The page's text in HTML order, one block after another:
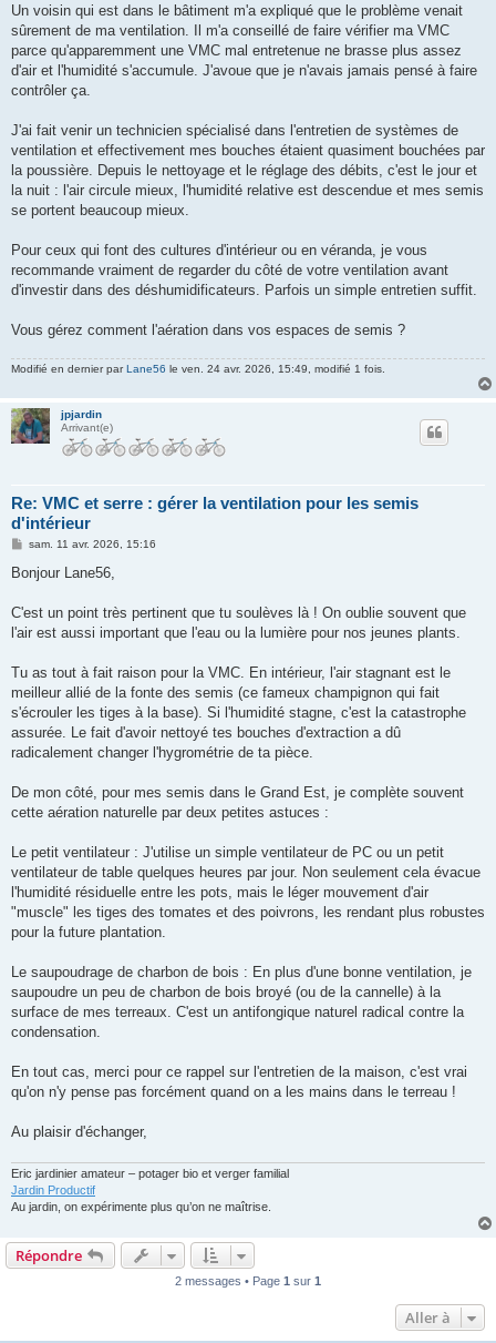
Un voisin qui est dans le bâtiment m'a expliqué que le problème venait
sûrement de ma ventilation. Il m'a conseillé de faire vérifier ma VMC
parce qu'apparemment une VMC mal entretenue ne brasse plus assez
d'air et l'humidité s'accumule. J'avoue que je n'avais jamais pensé à faire
contrôler ça.
J'ai fait venir un technicien spécialisé dans l'entretien de systèmes de
ventilation et effectivement mes bouches étaient quasiment bouchées par
la poussière. Depuis le nettoyage et le réglage des débits, c'est le jour et
la nuit : l'air circule mieux, l'humidité relative est descendue et mes semis
se portent beaucoup mieux.
Pour ceux qui font des cultures d'intérieur ou en véranda, je vous
recommande vraiment de regarder du côté de votre ventilation avant
d'investir dans des déshumidificateurs. Parfois un simple entretien suffit.
Vous gérez comment l'aération dans vos espaces de semis ?
Modifié en dernier parLane56 le ven. 24 avr. 2026, 15:49, modifié 1 fois.
jpjardin
Arrivant(e)
Re: VMC et serre : gérer la ventilation pour les semis
d'intérieur
M
s
g
sam. 11 avr. 2026, 15:16
Bonjour Lane56,
C'est un point très pertinent que tu soulèves là ! On oublie souvent que
l'air est aussi important que l'eau ou la lumière pour nos jeunes plants.
Tu as tout à fait raison pour la VMC. En intérieur, l'air stagnant est le
meilleur allié de la fonte des semis (ce fameux champignon qui fait
s'écrouler les tiges à la base). Si l'humidité stagne, c'est la catastrophe
assurée. Le fait d'avoir nettoyé tes bouches d'extraction a dû
radicalement changer l'hygrométrie de ta pièce.
De mon côté, pour mes semis dans le Grand Est, je complète souvent
cette aération naturelle par deux petites astuces :
Le petit ventilateur : J'utilise un simple ventilateur de PC ou un petit
ventilateur de table quelques heures par jour. Non seulement cela évacue
l'humidité résiduelle entre les pots, mais le léger mouvement d'air
"muscle" les tiges des tomates et des poivrons, les rendant plus robustes
pour la future plantation.
Le saupoudrage de charbon de bois : En plus d'une bonne ventilation, je
saupoudre un peu de charbon de bois broyé (ou de la cannelle) à la
surface de mes terreaux. C'est un antifongique naturel radical contre la
condensation.
En tout cas, merci pour ce rappel sur l'entretien de la maison, c'est vrai
qu'on n'y pense pas forcément quand on a les mains dans le terreau !
Au plaisir d'échanger,
Eric jardinier amateur – potager bio et verger familial
Jardin Productif
Au jardin, on expérimente plus qu’on ne maîtrise.
Répondre
2 messages • Page 1 sur 1
Aller à